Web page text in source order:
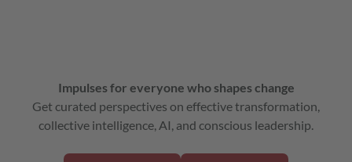
Impulses for everyone who shapes change
Get curated perspectives on effective transformation,
collective intelligence, AI, and conscious leadership.